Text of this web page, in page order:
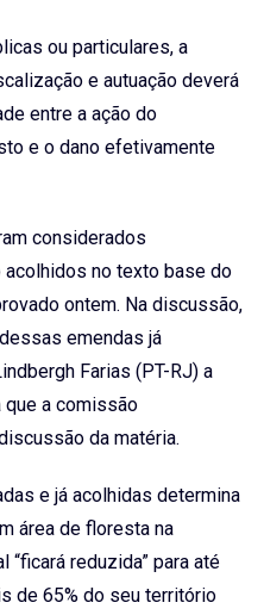
ou particulares, a
e autuação deverá
entre a ação do
e o dano efetivamente
considerados
no texto base do
ontem. Na discussão,
emendas já
Farias (PT-RJ) a
que a comissão
da matéria.
e já acolhidas determina
área de floresta na
“ficará reduzida” para até
de 65% do seu território